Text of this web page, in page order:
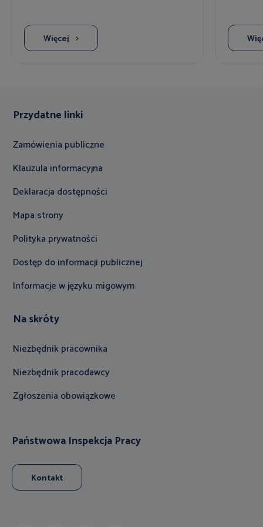
Więcej
Przydatne linki
Zamówienia publiczne
Klauzula informacyjna
Deklaracja dostępności
Mapa strony
Polityka prywatności
Dostęp do informacji publicznej
Informacje w języku migowym
Na skróty
Niezbędnik pracownika
Niezbędnik pracodawcy
Zgłoszenia obowiązkowe
Państwowa Inspekcja Pracy
Kontakt